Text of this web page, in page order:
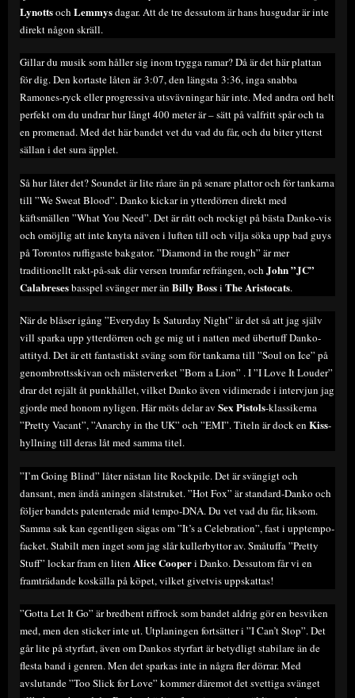
Lynottsoch Lemmysdagar. Att de tre dessutom är hans husgudar är inte
direkt någon skräll.
Gillar du musik som håller sig inom trygga ramar? Då är det här plattan
för dig. Den kortaste låten är 3:07, den längsta 3:36, inga snabba
Ramones-ryck eller progressiva utsvävningar här inte. Med andra ord helt
perfekt om du undrar hur långt 400 meter är – sätt på valfritt spår och ta
en promenad. Med det här bandet vet du vad du får, och du biter ytterst
sällan i det sura äpplet.
Så hur låter det? Soundet är lite råare än på senare plattor och för tankarna
till ”We Sweat Blood”. Danko kickar in ytterdörren direkt med
käftsmällen ”What You Need”. Det är rått och rockigt på bästa Danko-vis
och omöjlig att inte knyta näven i luften till och vilja söka upp bad guys
på Torontos ruffigaste bakgator. ”Diamond in the rough” är mer
traditionellt rakt-på-sak där versen trumfar refrängen, och John ”JC”
Calabresesbasspel svänger mer än Billy Bossi The Aristocats.
När de blåser igång ”Everyday Is Saturday Night” är det så att jag själv
vill sparka upp ytterdörren och ge mig ut i natten med übertuff Danko-
attityd. Det är ett fantastiskt sväng som för tankarna till ”Soul on Ice” på
genombrottsskivan och mästerverket ”Born a Lion” . I ”I Love It Louder”
drar det rejält åt punkhållet, vilket Danko även vidimerade i intervjun jag
gjorde med honom nyligen. Här möts delar av Sex Pistols-klassikerna
”Pretty Vacant”, ”Anarchy in the UK” och ”EMI”. Titeln är dock en Kiss-
hyllning till deras låt med samma titel.
”I’m Going Blind” låter nästan lite Rockpile. Det är svängigt och
dansant, men ändå aningen slätstruket. ”Hot Fox” är standard-Danko och
följer bandets patenterade mid tempo-DNA. Du vet vad du får, liksom.
Samma sak kan egentligen sägas om ”It’s a Celebration”, fast i upptempo-
facket. Stabilt men inget som jag slår kullerbyttor av. Småtuffa ”Pretty
Stuff” lockar fram en liten Alice Cooperi Danko. Dessutom får vi en
framträdande koskälla på köpet, vilket givetvis uppskattas!
”Gotta Let It Go” är bredbent riffrock som bandet aldrig gör en besviken
med, men den sticker inte ut. Utplaningen fortsätter i ”I Can’t Stop”. Det
går lite på styrfart, även om Dankos styrfart är betydligt stabilare än de
flesta band i genren. Men det sparkas inte in några fler dörrar. Med
avslutande ”Too Slick for Love” kommer däremot det svettiga svänget